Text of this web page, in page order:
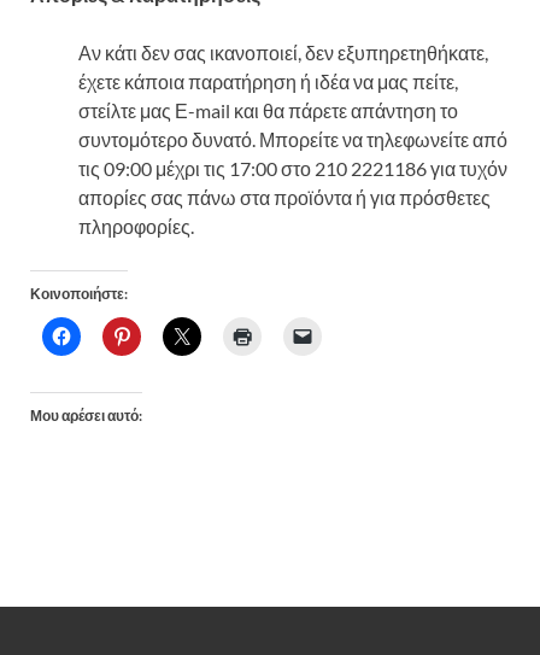
Αν κάτι δεν σας ικανοποιεί, δεν εξυπηρετηθήκατε,
έχετε κάποια παρατήρηση ή ιδέα να μας πείτε,
στείλτε μας Ε-mail και θα πάρετε απάντηση το
συντομότερο δυνατό. Μπορείτε να τηλεφωνείτε από
τις 09:00 μέχρι τις 17:00 στο 210 2221186 για τυχόν
απορίες σας πάνω στα προϊόντα ή για πρόσθετες
πληροφορίες.
Κοινοποιήστε:
Μου αρέσει αυτό: